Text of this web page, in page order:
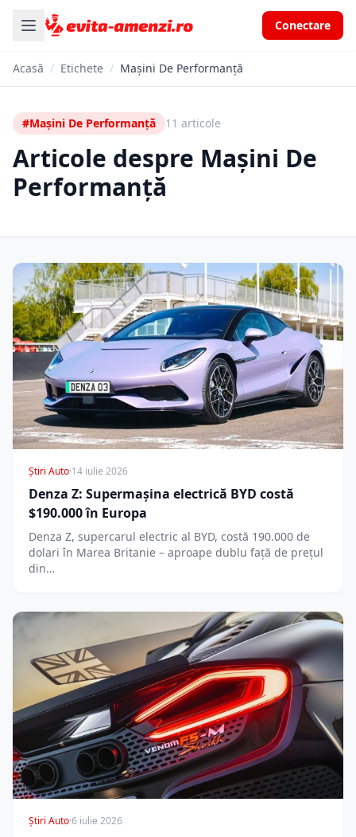
Conectare
Acasă / Etichete / Mașini De Performanță
#Mașini De Performanță 11 articole
Articole despre Mașini De
Performanță
Știri Auto·14 iulie 2026
Denza Z: Supermașina electrică BYD costă
$190.000 în Europa
Denza Z, supercarul electric al BYD, costă 190.000 de
dolari în Marea Britanie – aproape dublu față de prețul
din…
Știri Auto·6 iulie 2026